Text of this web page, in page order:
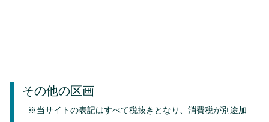
その他の区画
※当サイトの表記はすべて税抜きとなり、消費税が別途加